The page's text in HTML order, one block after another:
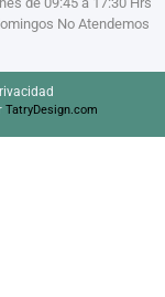
No Atendemos
TatryDesign.com